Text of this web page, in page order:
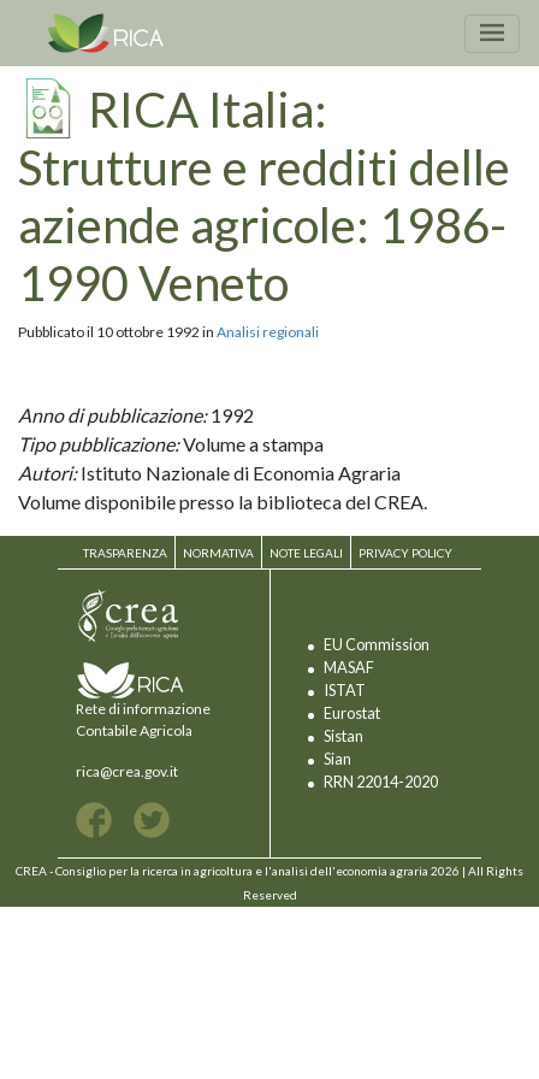
RICA Italia:
Strutture e redditi delle
aziende agricole: 1986-
1990 Veneto
Pubblicato il 10 ottobre 1992 in Analisi regionali
Anno di pubblicazione:1992
Tipo pubblicazione:Volume a stampa
Autori:Istituto Nazionale di Economia Agraria
Volume disponibile presso la biblioteca del CREA.
TRASPARENZA NORMATIVA NOTE LEGALI PRIVACY POLICY
Rete di informazione
Contabile Agricola
rica@crea.gov.it
EU Commission
MASAF
ISTAT
Eurostat
Sistan
Sian
RRN 22014-2020
CREA - Consiglio per la ricerca in agricoltura e l'analisi dell'economia agraria 2026 | All Rights
Reserved